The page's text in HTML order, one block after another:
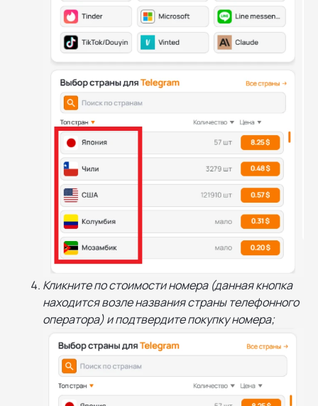
Кликните по стоимости номера (данная кнопка
находится возле названия страны телефонного
оператора) и подтвердите покупку номера;